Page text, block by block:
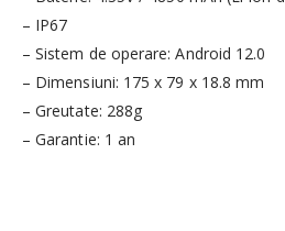
– IP67
– Sistem de operare: Android 12.0
– Dimensiuni: 175 x 79 x 18.8 mm
– Greutate: 288g
– Garantie: 1 an